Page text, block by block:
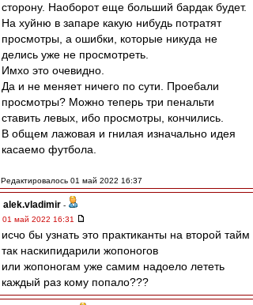
сторону. Наоборот еще больший бардак будет.
На хуйню в запаре какую нибудь потратят
просмотры, а ошибки, которые никуда не
делись уже не просмотреть.
Имхо это очевидно.
Да и не меняет ничего по сути. Проебали
просмотры? Можно теперь три пенальти
ставить левых, ибо просмотры, кончились.
В общем лажовая и гнилая изначально идея
касаемо футбола.
Редактировалось 01 май 2022 16:37
alek.vladimir -
01 май 2022 16:31
исчо бы узнать это практиканты на второй тайм
так наскипидарили жопоногов
или жопоногам уже самим надоело лететь
каждый раз кому попало???